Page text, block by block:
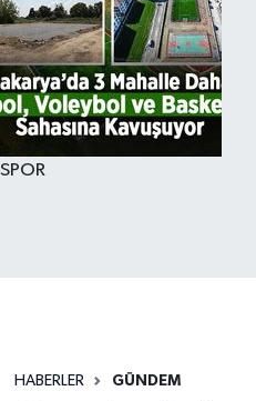
SPOR
HABERLER GÜNDEM